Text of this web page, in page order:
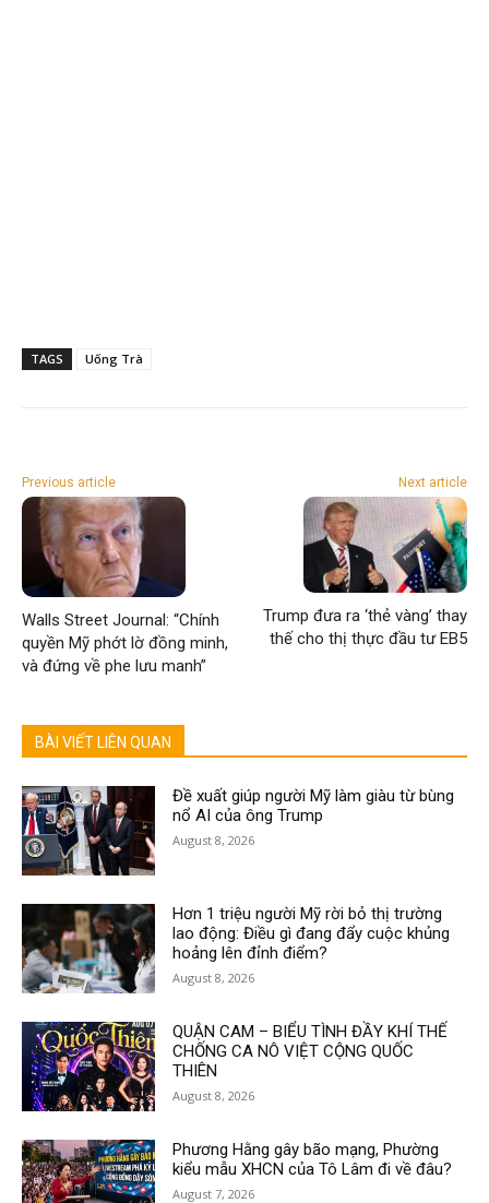
TAGS Uống Trà
Previous article
Walls Street Journal: “Chính
quyền Mỹ phớt lờ đồng minh,
và đứng về phe lưu manh”
Next article
Trump đưa ra ‘thẻ vàng’ thay
thế cho thị thực đầu tư EB5
BÀI VIẾT LIÊN QUAN
Đề xuất giúp người Mỹ làm giàu từ bùng
nổ AI của ông Trump
August 8, 2026
Hơn 1 triệu người Mỹ rời bỏ thị trường
lao động: Điều gì đang đẩy cuộc khủng
hoảng lên đỉnh điểm?
August 8, 2026
QUẬN CAM – BIỂU TÌNH ĐẦY KHÍ THẾ
CHỐNG CA NÔ VIỆT CỘNG QUỐC
THIÊN
August 8, 2026
Phương Hằng gây bão mạng, Phường
kiểu mẫu XHCN của Tô Lâm đi về đâu?
August 7, 2026